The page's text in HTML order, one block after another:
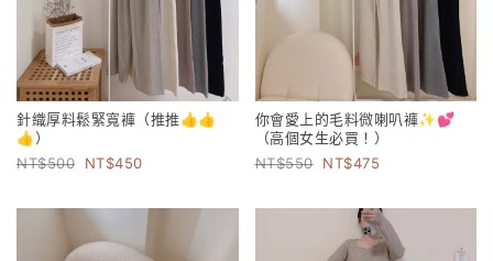
針織厚料鬆緊寬褲（推推👍👍
👍）
500
450
你會愛上的毛料微喇叭褲✨💕
（高個女生必買！）
550
475